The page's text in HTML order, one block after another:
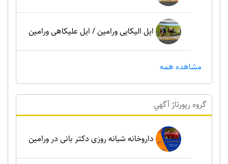
ایل الیکایی ورامین / ایل علیکاهی ورامین
مشاهده همه
گروه رپورتاژ آگهي
داروخانه شبانه روزی دکتر بانی در ورامین